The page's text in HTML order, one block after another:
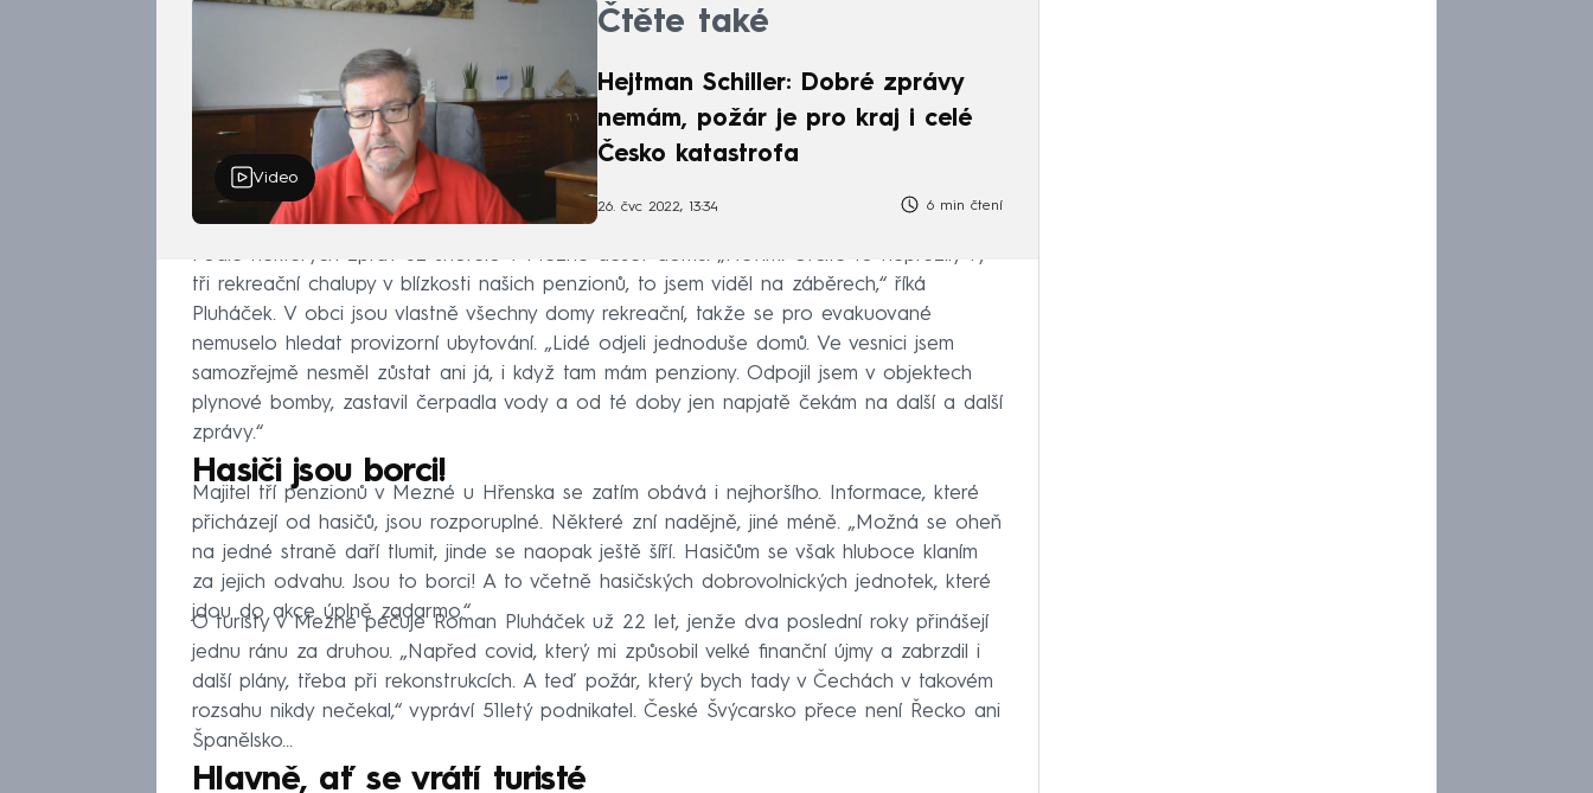
Video
Čtěte také
Hejtman Schiller: Dobré zprávy
nemám, požár je pro kraj i celé
Česko katastrofa
26. čvc 2022, 13:34 6 min čtení
Podle některých zpráv už shořelo v Mezné deset domů. „Nevím. Určitě to nepřežily ty
tři rekreační chalupy v blízkosti našich penzionů, to jsem viděl na záběrech,“ říká
Pluháček. V obci jsou vlastně všechny domy rekreační, takže se pro evakuované
nemuselo hledat provizorní ubytování. „Lidé odjeli jednoduše domů. Ve vesnici jsem
samozřejmě nesměl zůstat ani já, i když tam mám penziony. Odpojil jsem v objektech
plynové bomby, zastavil čerpadla vody a od té doby jen napjatě čekám na další a další
zprávy.“
Hasiči jsou borci!
Majitel tří penzionů v Mezné u Hřenska se zatím obává i nejhoršího. Informace, které
přicházejí od hasičů, jsou rozporuplné. Některé zní nadějně, jiné méně. „Možná se oheň
na jedné straně daří tlumit, jinde se naopak ještě šíří. Hasičům se však hluboce klaním
za jejich odvahu. Jsou to borci! A to včetně hasičských dobrovolnických jednotek, které
jdou do akce úplně zadarmo.“
O turisty v Mezné pečuje Roman Pluháček už 22 let, jenže dva poslední roky přinášejí
jednu ránu za druhou. „Napřed covid, který mi způsobil velké finanční újmy a zabrzdil i
další plány, třeba při rekonstrukcích. A teď požár, který bych tady v Čechách v takovém
rozsahu nikdy nečekal,“ vypráví 51letý podnikatel. České Švýcarsko přece není Řecko ani
Španělsko…
Hlavně, ať se vrátí turisté